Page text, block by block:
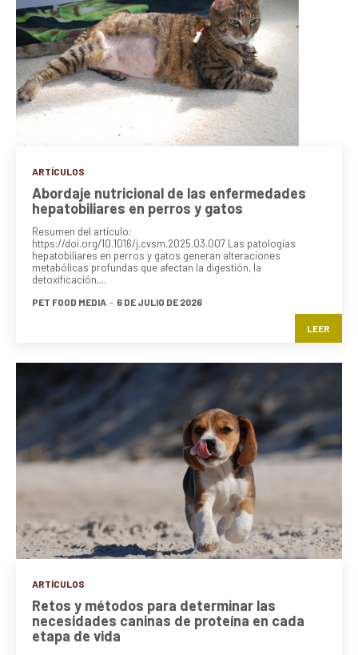
ARTÍCULOS
Abordaje nutricional de las enfermedades
hepatobiliares en perros y gatos
Resumen del artículo:
https://doi.org/10.1016/j.cvsm.2025.03.007 Las patologías
hepatobiliares en perros y gatos generan alteraciones
metabólicas profundas que afectan la digestión, la
detoxificación,...
PET FOOD MEDIA - 6 DE JULIO DE 2026
LEER
ARTÍCULOS
Retos y métodos para determinar las
necesidades caninas de proteína en cada
etapa de vida